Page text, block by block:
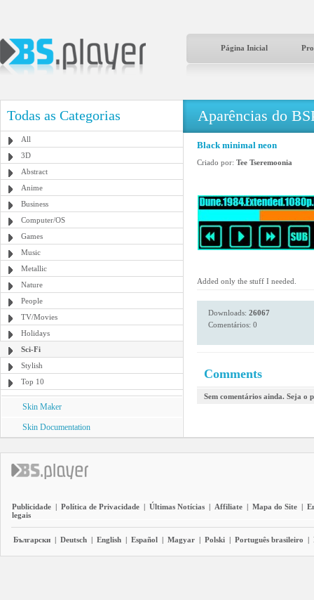
Página Inicial
Todas as Categorias
All
3D
Abstract
Anime
Business
Computer/OS
Games
Music
Metallic
Nature
People
TV/Movies
Holidays
Sci-Fi
Stylish
Top 10
Skin Maker
Skin Documentation
Aparências do
Black minimal neon
Criado por: Tee Tseremoonia
Added only the stuff I needed.
Downloads: 26067
Comentários: 0
Comments
Sem comentários ainda. Seja o
Publicidade | Política de Privacidade | Últimas Notícias | Affiliate | Mapa do Site |
legais
Български | Deutsch | English | Español | Magyar | Polski | Português brasileiro |